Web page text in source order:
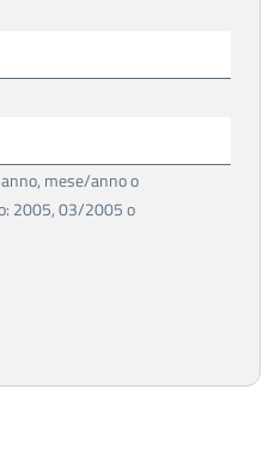
mese/anno o
2005, 03/2005 o